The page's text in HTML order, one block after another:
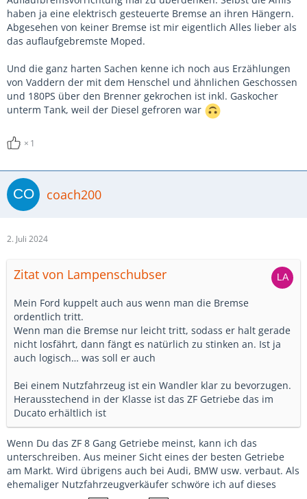
haben ja eine elektrisch gesteuerte Bremse an ihren Hängern.
Abgesehen von keiner Bremse ist mir eigentlich Alles lieber als
das auflaufgebremste Moped.
Und die ganz harten Sachen kenne ich noch aus Erzählungen
von Vaddern der mit dem Henschel und ähnlichen Geschossen
und 180PS über den Brenner gekrochen ist inkl. Gaskocher
unterm Tank, weil der Diesel gefroren war
1
coach200
2. Juli 2024
Zitat von Lampenschubser
Mein Ford kuppelt auch aus wenn man die Bremse
ordentlich tritt.
Wenn man die Bremse nur leicht tritt, sodass er halt gerade
nicht losfährt, dann fängt es natürlich zu stinken an. Ist ja
auch logisch… was soll er auch
Bei einem Nutzfahrzeug ist ein Wandler klar zu bevorzugen.
Herausstechend in der Klasse ist das ZF Getriebe das im
Ducato erhältlich ist
Wenn Du das ZF 8 Gang Getriebe meinst, kann ich das
unterschreiben. Aus meiner Sicht eines der besten Getriebe
am Markt. Wird übrigens auch bei Audi, BMW usw. verbaut. Als
ehemaliger Nutzfahrzeugverkäufer schwöre ich auf dieses